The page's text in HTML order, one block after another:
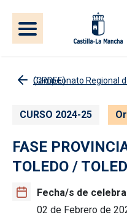
Campeonato Regional del Deporte En Edad Escolar (CRDEE)
CURSO 2024-25
FASE
TOLEDO /
Fecha/s de
02 de Febrero de